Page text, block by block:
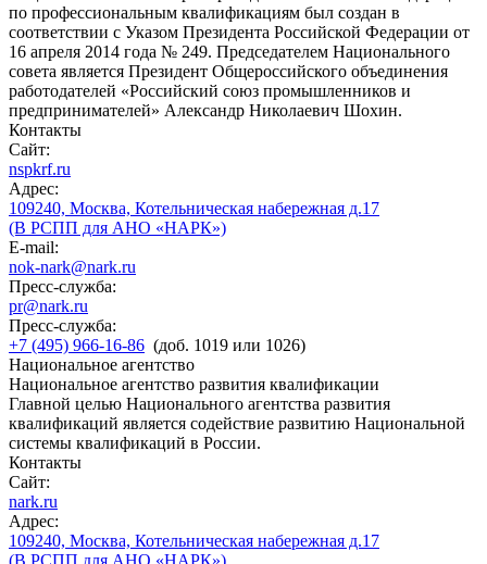
по профессиональным квалификациям был создан в
соответствии с Указом Президента Российской Федерации от
16 апреля 2014 года № 249. Председателем Национального
совета является Президент Общероссийского объединения
работодателей «Российский союз промышленников и
предпринимателей» Александр Николаевич Шохин.
Контакты
Сайт:
nspkrf.ru
Адрес:
109240, Москва, Котельническая набережная д.17
(В РСПП для АНО «НАРК»)
E-mail:
nok-nark@nark.ru
Пресс-служба:
pr@nark.ru
Пресс-служба:
+7 (495) 966-16-86 (доб. 1019 или 1026)
Национальное агентство
Национальное агентство развития квалификации
Главной целью Национального агентства развития
квалификаций является содействие развитию Национальной
системы квалификаций в России.
Контакты
Сайт:
nark.ru
Адрес:
109240, Москва, Котельническая набережная д.17
(В РСПП для АНО «НАРК»)